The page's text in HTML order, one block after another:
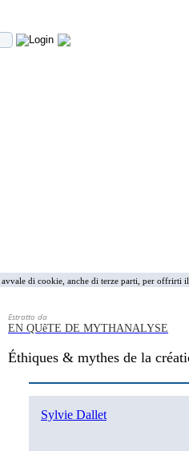
avvale di cookie, anche di terze parti, per
Estratto da
EN QUêTE DE MYTHANALYSE
Éthiques & mythes de la
Sylvie Dallet